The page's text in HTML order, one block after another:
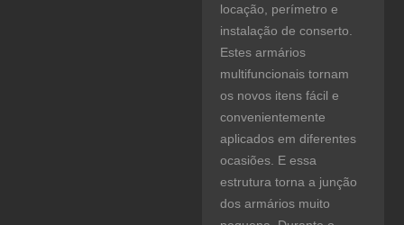
locação, perímetro e
instalação de conserto.
Estes armários
multifuncionais tornam
os novos itens fácil e
convenientemente
aplicados em diferentes
ocasiões. E essa
estrutura torna a junção
dos armários muito